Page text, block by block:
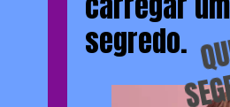
segredo.